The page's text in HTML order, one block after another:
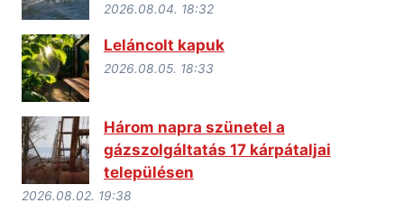
2026.08.04. 18:32
Leláncolt kapuk
2026.08.05. 18:33
Három napra szünetel a
gázszolgáltatás 17 kárpátaljai
településen
2026.08.02. 19:38